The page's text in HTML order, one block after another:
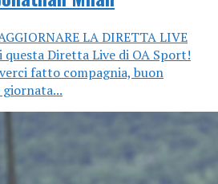
LA DIRETTA LIVE
questa Diretta Live di OA Sport!
fatto compagnia, buon